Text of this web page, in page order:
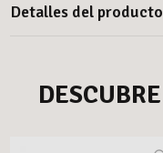
Detalles del producto
DESCUBRE